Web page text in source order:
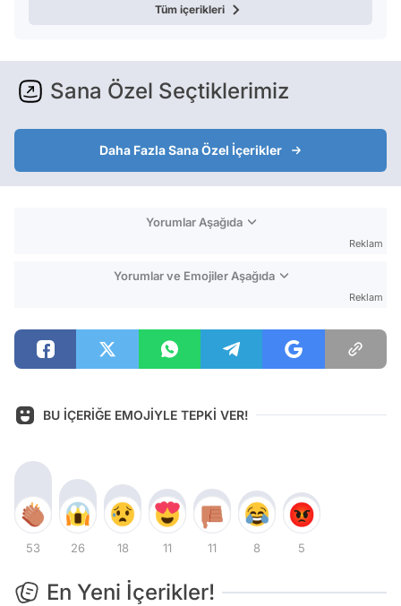
Tüm içerikleri
Sana Özel Seçtiklerimiz
Daha Fazla Sana Özel İçerikler
Yorumlar Aşağıda
Reklam
Yorumlar ve Emojiler Aşağıda
Reklam
BU İÇERİĞE EMOJİYLE TEPKİ VER!
53 26 18 11 11 8 5
En Yeni İçerikler!